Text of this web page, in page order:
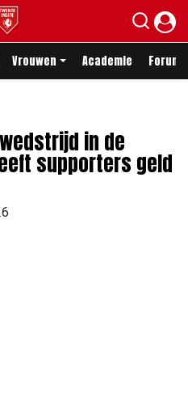
Vrouwen Academie Forum
in de
supporters geld
link